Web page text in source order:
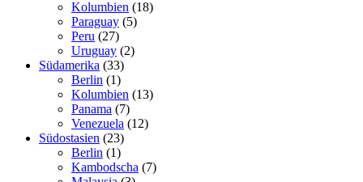
Kolumbien (18)
Paraguay (5)
Peru (27)
Uruguay (2)
Südamerika (33)
Berlin (1)
Kolumbien (13)
Panama (7)
Venezuela (12)
Südostasien (23)
Berlin (1)
Kambodscha (7)